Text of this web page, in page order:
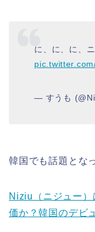
に、に、に、
— すうも
韓国でも話題とな
Niziu（ニジュー
価か？韓国のデビ